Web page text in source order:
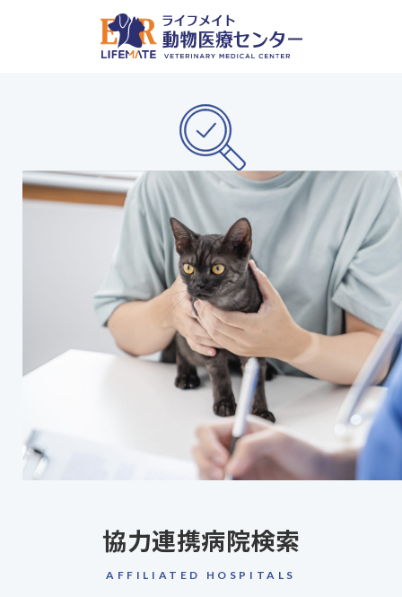
協力連携病院検索
AFFILIATED HOSPITALS